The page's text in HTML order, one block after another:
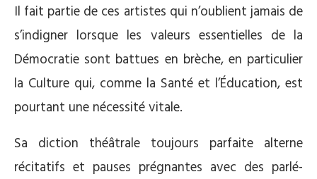
Il fait partie de ces artistes qui n’oublient jamais de
s’indigner lorsque les valeurs essentielles de la
Démocratie sont battues en brèche, en particulier
la Culture qui, comme la Santé et l’Éducation, est
pourtant une nécessité vitale.
Sa diction théâtrale toujours parfaite alterne
récitatifs et pauses prégnantes avec des parlé-